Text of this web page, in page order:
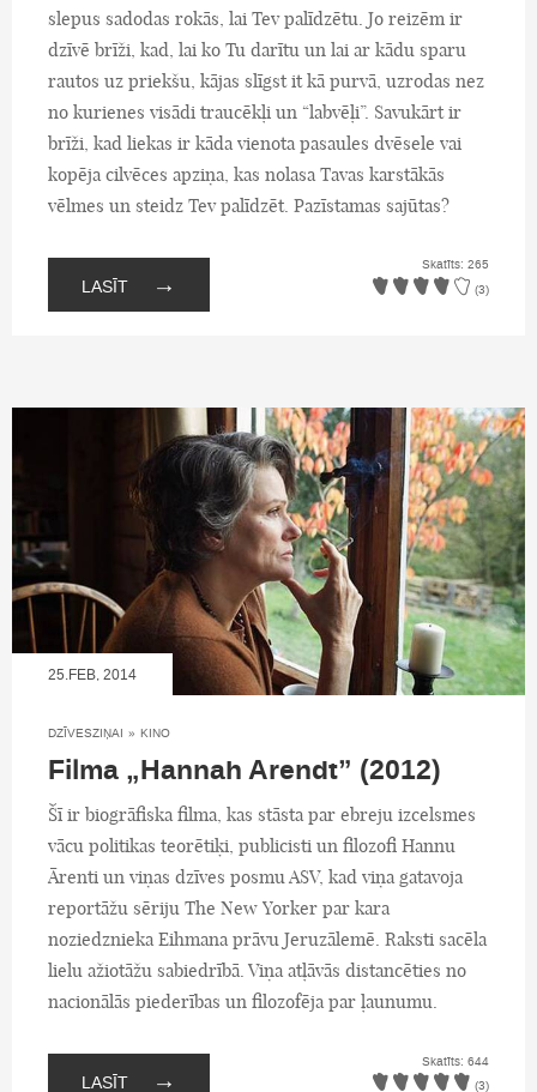
slepus sadodas rokās, lai Tev palīdzētu. Jo reizēm ir
dzīvē brīži, kad, lai ko Tu darītu un lai ar kādu sparu
rautos uz priekšu, kājas slīgst it kā purvā, uzrodas nez
no kurienes visādi traucēkļi un “labvēļi”. Savukārt ir
brīži, kad liekas ir kāda vienota pasaules dvēsele vai
kopēja cilvēces apziņa, kas nolasa Tavas karstākās
vēlmes un steidz Tev palīdzēt. Pazīstamas sajūtas?
LASĪT →
Skatīts: 265
(3)
25.FEB, 2014
DZĪVESZIŅAI » KINO
Filma „Hannah Arendt” (2012)
Šī ir biogrāfiska filma, kas stāsta par ebreju izcelsmes
vācu politikas teorētiķi, publicisti un filozofi Hannu
Ārenti un viņas dzīves posmu ASV, kad viņa gatavoja
reportāžu sēriju The New Yorker par kara
noziedznieka Eihmana prāvu Jeruzālemē. Raksti sacēla
lielu ažiotāžu sabiedrībā. Viņa atļāvās distancēties no
nacionālās piederības un filozofēja par ļaunumu.
LASĪT →
Skatīts: 644
(3)